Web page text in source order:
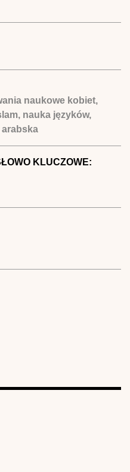
naukowe kobiet,
nauka języków,
KLUCZOWE: